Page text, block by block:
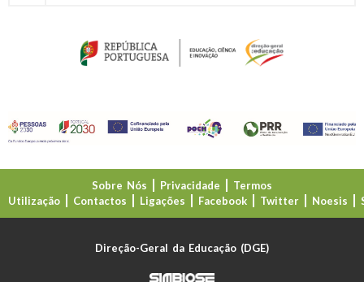
Sobre Nós Privacidade
Termos
Utilização
Contactos Ligações Facebook Twitter Noesis
Direção-Geral da Educação (DGE)